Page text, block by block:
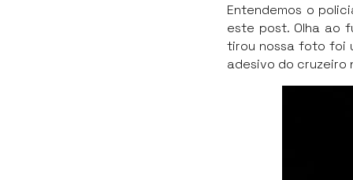
Entendemos o
este post. Olha ao
tirou nossa foto foi
adesivo do cruzeiro